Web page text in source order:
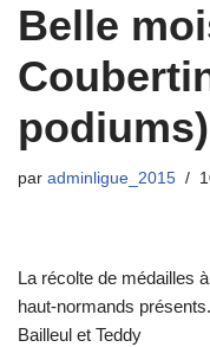
Belle
podiums)
par adminligue_2015
La récolte de médailles
haut-normands
Bailleul et Teddy